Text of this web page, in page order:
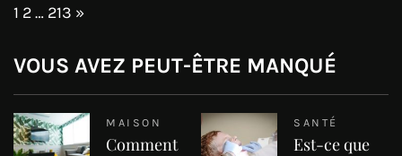
Page:
1 2… 213 Next
»
VOUS AVEZ PEUT-ÊTRE MANQUÉ
MAISON
Comment
SANTÉ
Est-ce que